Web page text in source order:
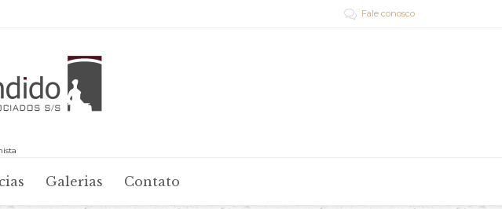
 Fale conosco
Galerias Contato